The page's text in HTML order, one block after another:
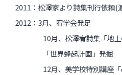
2011：松澤家より詩集刊行依頼(
2012：3月、宥学会発足
10月、松澤宥詩集「地上の
「世界蜂起計画」発掘
12月、美学校特別講座「ω